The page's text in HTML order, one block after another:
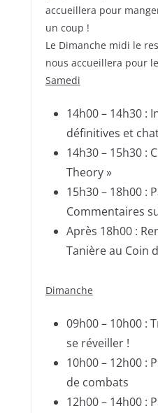
accueillera pour
un coup !
Le Dimanche midi le
nous accueillera pour
Samedi
14h00 – 14h30 :
définitives et
14h30 – 15h30 :
Theory »
15h30 – 18h00 :
Commentaires
Après 18h00 :
Tanière au Coin
Dimanche
09h00 – 10h00 :
se réveiller !
10h00 – 12h00 :
de combats
12h00 – 14h00 :